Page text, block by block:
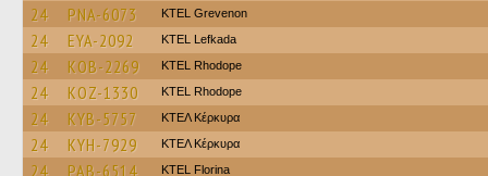
24 PNA-6073 ΚΤΕL Grevenon
24 EYA-2092 KTEL Lefkada
24 KOB-2269 KTEL Rhodope
24 KOZ-1330 KTEL Rhodope
24 KYB-5757 ΚΤΕΛ Κέρκυρα
24 KYH-7929 ΚΤΕΛ Κέρκυρα
24 PAB-6514 KTEL Florina